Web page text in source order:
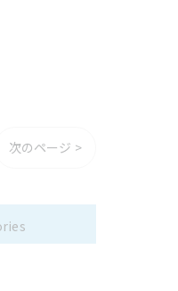
次のページ >